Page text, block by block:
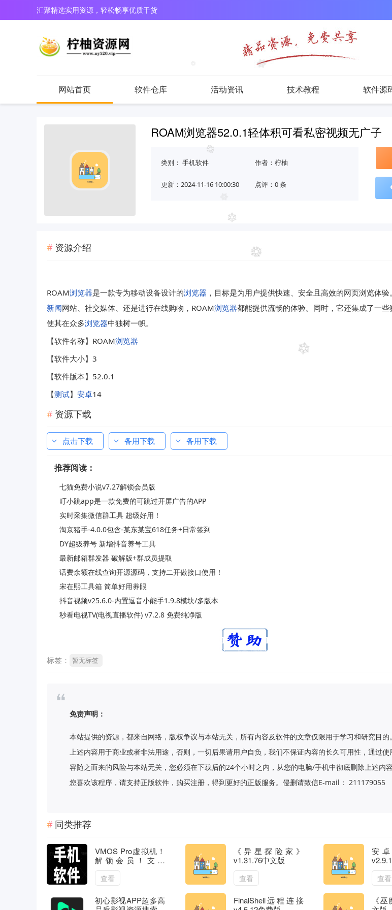
汇聚精选实用资源，轻松畅享优质干货
网站首页 软件仓库 活动资讯 技术教程 软件源
ROAM浏览器52.0.1轻体积可看私密视频无广子
类别： 手机软件 作者：柠柚
更新：2024-11-16 10:00:30 点评：0 条
资源介绍
ROAM浏览器是一款专为移动设备设计的浏览器 ，目标是为用户提供快速、安全且高效的网页浏览体
新闻网站、社交媒体、还是进行在线购物，ROAM浏览器都能提供流畅的体验。同时，它还集成了一些
使其在众多浏览器中独树一帜。
【软件名称】ROAM浏览器
【软件大小】3
【软件版本】52.0.1
【测试】 安卓14
资源下载
点击下载 备用下载 备用下载
推荐阅读：
七猫免费小说v7.27解锁会员版
叮小跳app是一款免费的可跳过开屏广告的APP
实时采集微信群工具 超级好用！
淘京猪手-4.0.0包含-某东某宝618任务+日常签到
DY超级养号 新增抖音养号工具
最新邮箱群发器 破解版+群成员提取
话费余额在线查询开源源码，支持二开做接口使用！
宋在熙工具箱 简单好用养眼
抖音视频v25.6.0-内置逗音小能手1.9.8模块/多版本
秒看电视TV(电视直播软件) v7.2.8 免费纯净版
标签： 暂无标签
免责声明：
本站提供的资源，都来自网络，版权争议与本站无关，所有内容及软件的文章仅限用于学习和研究目的
上述内容用于商业或者非法用途，否则，一切后果请用户自负，我们不保证内容的长久可用性，通过使
容随之而来的风险与本站无关，您必须在下载后的24个小时之内，从您的电脑/手机中彻底删除上述内
您喜欢该程序，请支持正版软件，购买注册，得到更好的正版服务。侵删请致信E-mail： 211179055
同类推荐
VMOS Pro虚拟机！
解锁会员！支持
XP、面具、lsp
查看
《异星探险家》
v1.31.76中文版
查看
安
查看
初心影视APP超多高
FinalShell远程连接
《